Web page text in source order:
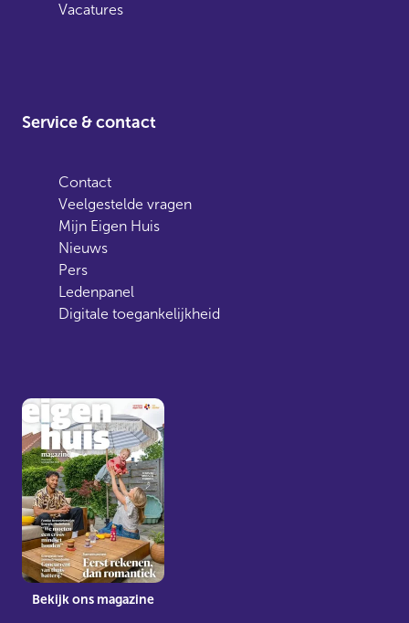
Vacatures
Service & contact
Contact
Veelgestelde vragen
Mijn Eigen Huis
Nieuws
Pers
Ledenpanel
Digitale toegankelijkheid
Bekijk ons magazine